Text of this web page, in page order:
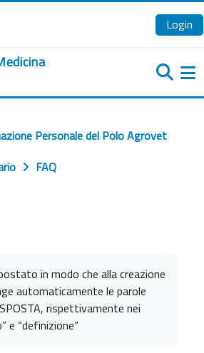
Login
Personale del Polo Agrovet
FAQ
in modo che alla creazione
automaticamente le parole
rispettivamente nei
e “definizione”